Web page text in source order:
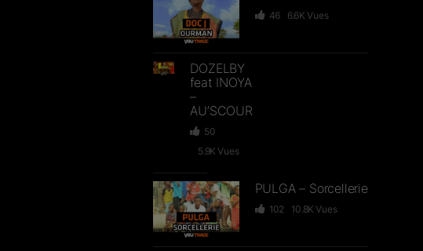
46 6.6KVues
DOZELBY
feat INOYA
–
AU’SCOUR
50
5.9K Vues
PULGA – Sorcellerie
102 10.8K Vues